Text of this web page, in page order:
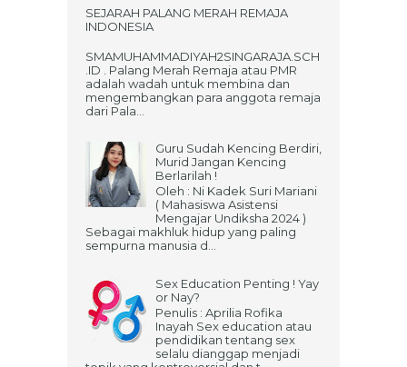
SEJARAH PALANG MERAH REMAJA
INDONESIA
SMAMUHAMMADIYAH2SINGARAJA.SCH
.ID . Palang Merah Remaja atau PMR
adalah wadah untuk membina dan
mengembangkan para anggota remaja
dari Pala...
Guru Sudah Kencing Berdiri,
Murid Jangan Kencing
Berlarilah !
Oleh : Ni Kadek Suri Mariani
( Mahasiswa Asistensi
Mengajar Undiksha 2024 )
Sebagai makhluk hidup yang paling
sempurna manusia d...
Sex Education Penting ! Yay
or Nay?
Penulis : Aprilia Rofika
Inayah Sex education atau
pendidikan tentang sex
selalu dianggap menjadi